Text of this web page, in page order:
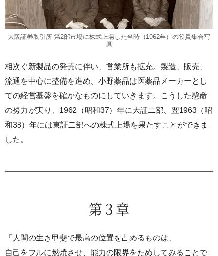
大阪証券取引所 第2部市場に株式上場した当時（1962年）の役員集合写
真
相次ぐ新製品の発売に伴い、営業所も拡充。製造、販売、
流通を中心に整備を進め、小野薬品は医薬品メーカーとし
ての経営基盤を確かなものにしていきます。こうした懸命
の努力が実り、1962（昭和37）年に大証二部、翌1963（昭
和38）年には東証二部への株式上場を果たすことができま
した。
第３章
「人間の生き甲斐で最高の位置を占めるものは、
自己をフルに燃焼させ、能力の限界をためしてみることで